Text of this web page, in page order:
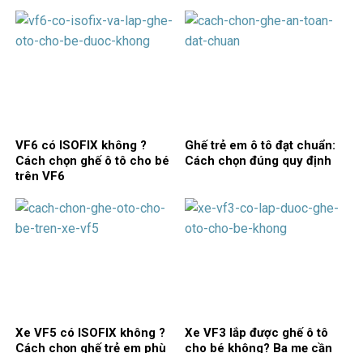
VF6 có ISOFIX không ?
Cách chọn ghế ô tô cho bé
trên VF6
Ghế trẻ em ô tô đạt chuẩn:
Cách chọn đúng quy định
Xe VF5 có ISOFIX không ?
Cách chọn ghế trẻ em phù
Xe VF3 lắp được ghế ô tô
cho bé không? Ba mẹ cần